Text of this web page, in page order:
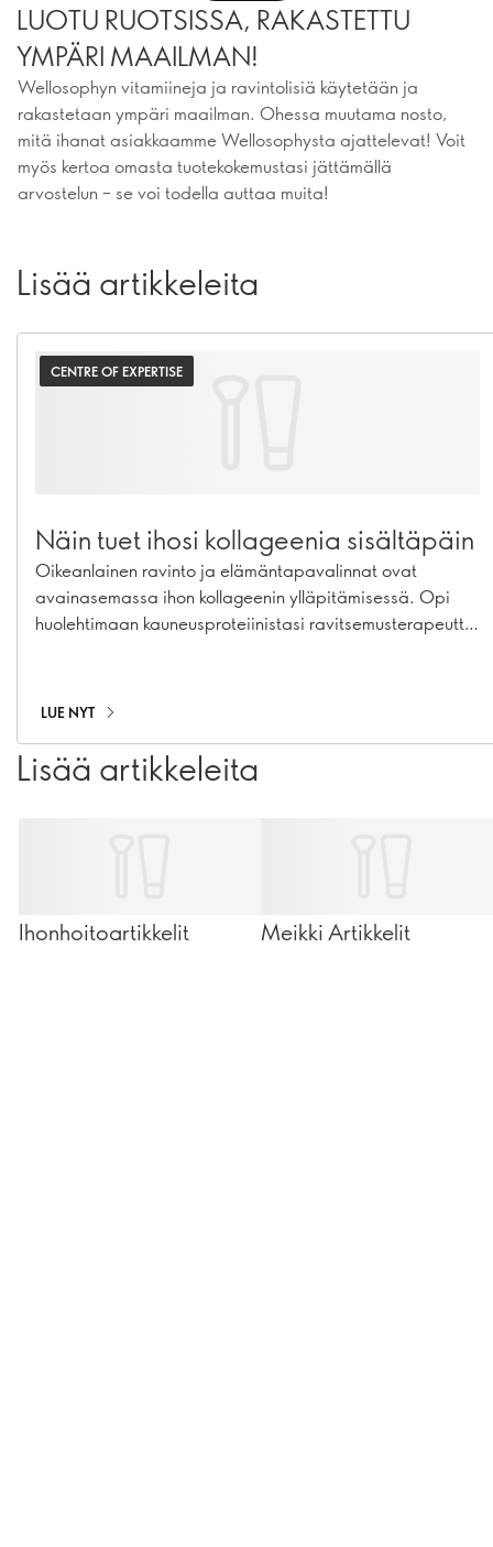
LUOTU RUOTSISSA, RAKASTETTU
YMPÄRI MAAILMAN!
Wellosophyn vitamiineja ja ravintolisiä käytetään ja
rakastetaan ympäri maailman. Ohessa muutama nosto,
mitä ihanat asiakkaamme Wellosophysta ajattelevat! Voit
myös kertoa omasta tuotekokemustasi jättämällä
arvostelun – se voi todella auttaa muita!
Lisää artikkeleita
CENTRE OF EXPERTISE
Näin tuet ihosi kollageenia sisältäpäin
Oikeanlainen ravinto ja elämäntapavalinnat ovat
avainasemassa ihon kollageenin ylläpitämisessä. Opi
huolehtimaan kauneusproteiinistasi ravitsemusterapeutti
LUE NYT
Lisää artikkeleita
Ihonhoitoartikkelit Meikki Artikkelit